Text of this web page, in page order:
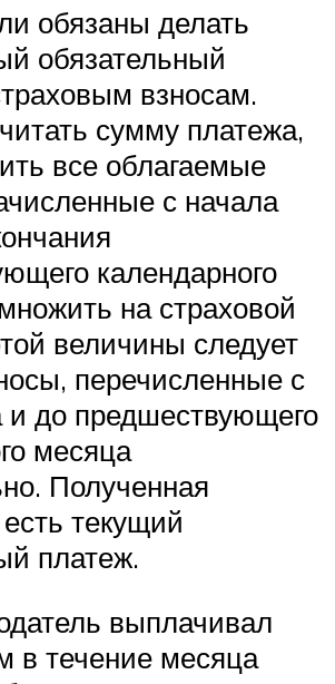
обязаны делать
обязательный
взносам.
сумму платежа,
все облагаемые
с начала
календарного
на страховой
величины следует
перечисленные с
и до предшествующего
месяца
Полученная
текущий
платеж.
выплачивал
в течение месяца